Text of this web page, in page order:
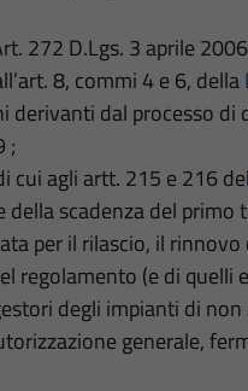
272 D.Lgs. 3 aprile
8, commi 4 e 6, della
derivanti dal processo di
;
cui agli artt. 215 e 216 del
della scadenza del
per il rilascio, il
regolamento (e di
degli impianti di
generale,